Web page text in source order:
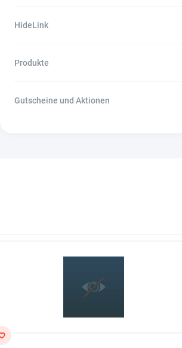
HideLink
Produkte
Gutscheine und Aktionen